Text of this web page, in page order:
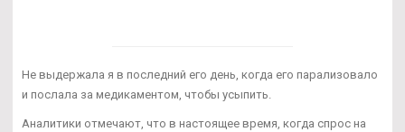
Не выдержала я в последний его день, когда его парализовало
и послала за медикаментом, чтобы усыпить.
Аналитики отмечают, что в настоящее время, когда спрос на